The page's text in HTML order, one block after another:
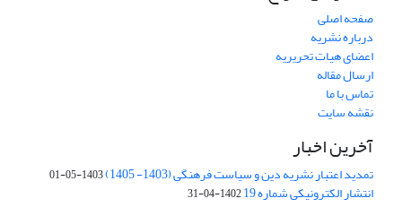
صفحه اصلی
درباره نشریه
اعضای هیات تحریریه
ارسال مقاله
تماس با ما
نقشه سایت
آخرین اخبار
تمدید اعتبار نشریه دین و سیاست فرهنگی (1403- 1405) 1403-05-01
انتشار الکترونیکی شماره 19 1402-04-31